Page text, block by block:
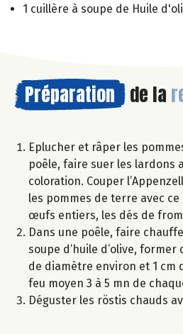
1 cuillère à soupe de Huile
Préparation de la
Eplucher et râper les
poêle, faire suer les lardons
coloration. Couper
les pommes de terre avec
œufs entiers, les dés de
Dans une poêle, faire
soupe d’huile d’olive, former
de diamètre environ et 1 cm
feu moyen 3 à 5 mn de
Déguster les röstis chauds